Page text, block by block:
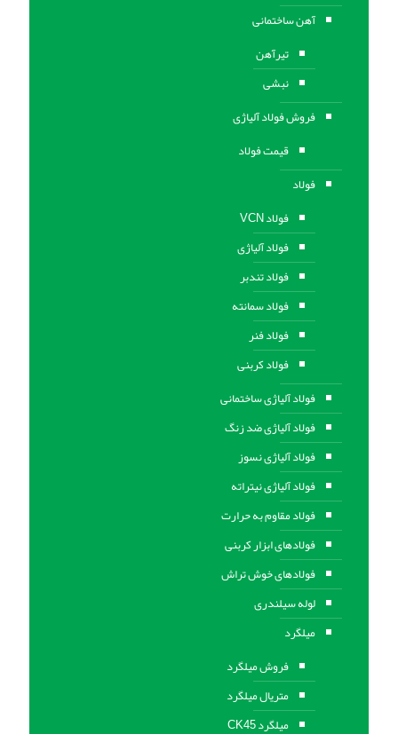
آهن ساختمانی
تیرآهن
نبشی
فروش فولاد آلیاژی
قیمت فولاد
فولاد
فولاد VCN
فولاد آلیاژی
فولاد تندبر
فولاد سمانته
فولاد فنر
فولاد کربنی
فولاد آلیاژی ساختمانی
فولاد آلیاژی ضد زنگ
فولاد آلیاژی نسوز
فولاد آلیاژی نیتراته
فولاد مقاوم به حرارت
فولادهای ابزار کربنی
فولادهای خوش تراش
لوله سیلندری
میلگرد
فروش میلگرد
متریال میلگرد
میلگرد CK45